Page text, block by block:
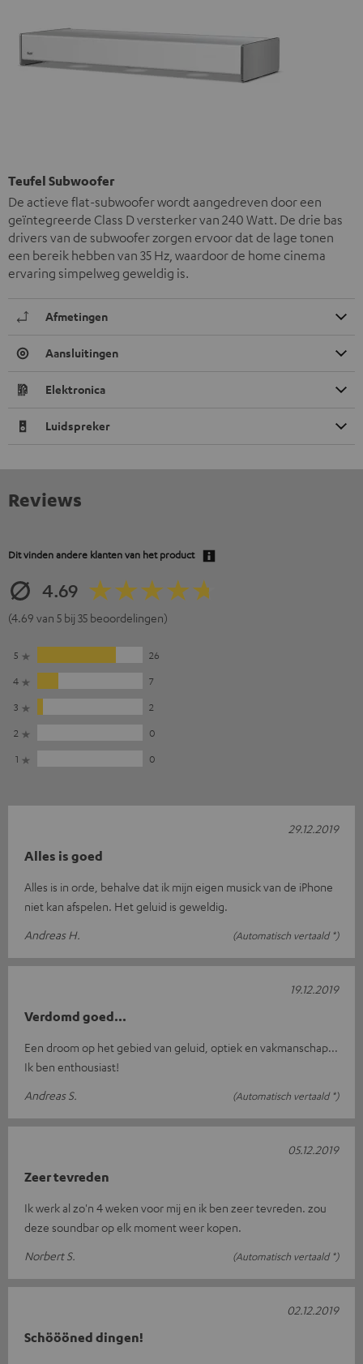
Teufel Subwoofer
De actieve flat-subwoofer wordt aangedreven door een
geïntegreerde Class D versterker van 240 Watt. De drie bas
drivers van de subwoofer zorgen ervoor dat de lage tonen
een bereik hebben van 35 Hz, waardoor de home cinema
ervaring simpelweg geweldig is.
Afmetingen
Aansluitingen
Elektronica
Luidspreker
Reviews
Dit vinden andere klanten van het product
4.69
(4.69 van 5 bij 35 beoordelingen)
5
26
4
7
3
2
2
0
1
0
Alles is goed
Alles is in orde, behalve dat ik mijn eigen musick van de iPhone
niet kan afspelen. Het geluid is geweldig.
Andreas H.
(Automatisch vertaald *)
29.12.2019
Verdomd goed...
Een droom op het gebied van geluid, optiek en vakmanschap...
Ik ben enthousiast!
Andreas S.
(Automatisch vertaald *)
19.12.2019
Zeer tevreden
Ik werk al zo'n 4 weken voor mij en ik ben zeer tevreden. zou
deze soundbar op elk moment weer kopen.
Norbert S.
(Automatisch vertaald *)
05.12.2019
Schöööned dingen!
02.12.2019